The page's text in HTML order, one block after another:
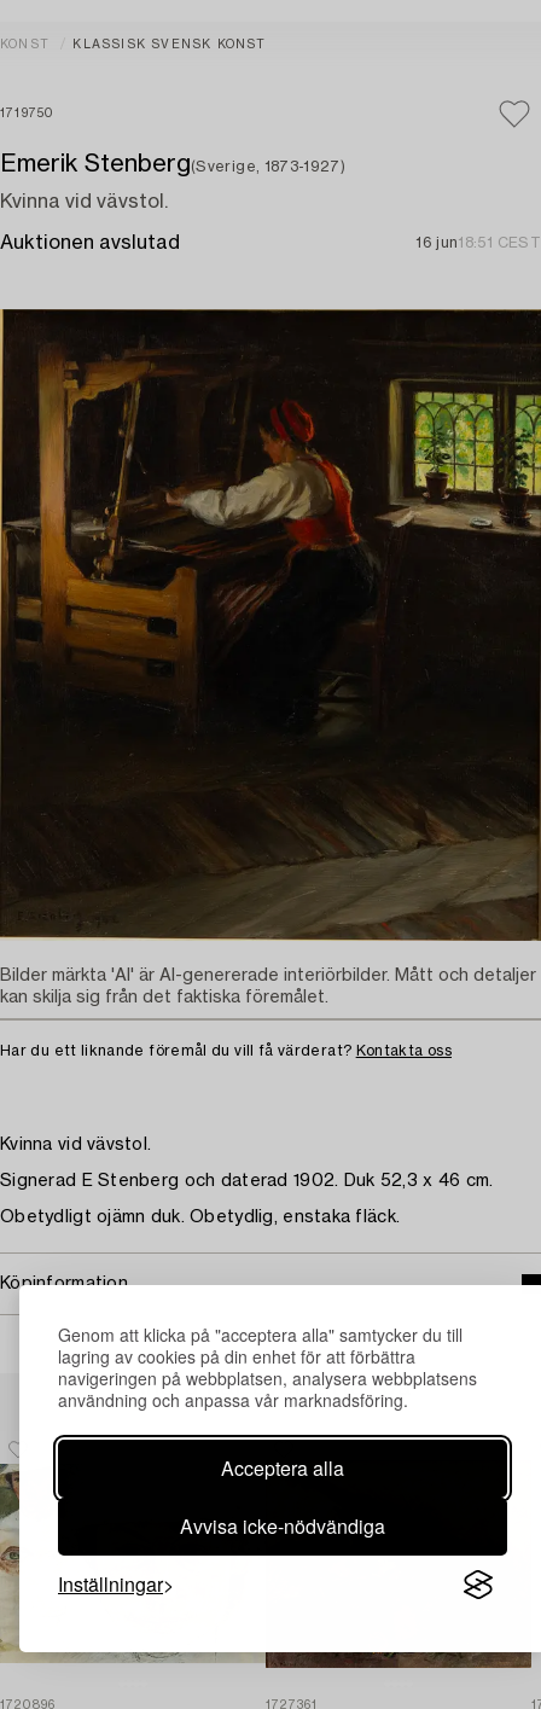
Genom att klicka på "acceptera alla" samtycker du till
lagring av cookies på din enhet för att förbättra
navigeringen på webbplatsen, analysera webbplatsens
användning och anpassa vår marknadsföring.
Acceptera alla
Avvisa icke-nödvändiga
Inställningar
KONST KLASSISK SVENSK KONST
1719750
Emerik Stenberg(Sverige, 1873-1927)
Kvinna vid vävstol.
Auktionen avslutad 16 jun18:51 CEST
Har du ett liknande föremål du vill få värderat? Kontakta oss
Kvinna vid vävstol.
Signerad E Stenberg och daterad 1902. Duk 52,3 x 46 cm.
Obetydligt ojämn duk. Obetydlig, enstaka fläck.
Köpinformation
Bilder märkta 'AI' är AI-genererade interiörbilder. Mått och detaljer
kan skilja sig från det faktiska föremålet.
Andra har även tittat på
1720896 1727361